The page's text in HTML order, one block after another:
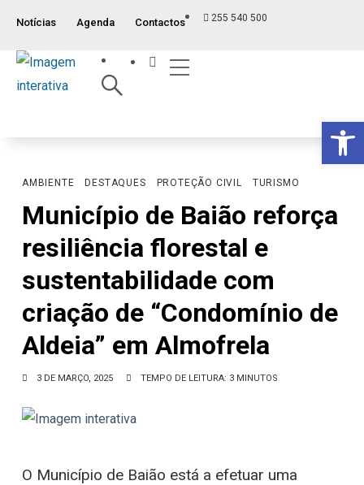
Notícias Agenda Contactos 255 540 500
AMBIENTE DESTAQUES PROTEÇÃO CIVIL TURISMO
Município de Baião reforça
resiliência florestal e
sustentabilidade com
criação de “Condomínio de
Aldeia” em Almofrela
3 DE MARÇO, 2025 TEMPO DE LEITURA: 3 MINUTOS
O Município de Baião está a efetuar uma